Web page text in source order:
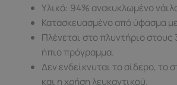
Υλικό: 94% ανακυκλωμένο
Κατασκευασμένο από ύφασμα
Πλένεται στο πλυντήριο
ήπιο πρόγραμμα.
Δεν ενδείκνυται τo σίδερο, το
και η χρήση λευκαντικού.